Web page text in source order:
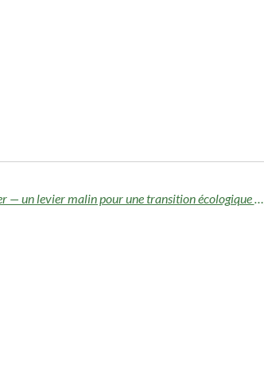
Louer plutôt qu’acheter — un levier malin pour une transition écologique accessible